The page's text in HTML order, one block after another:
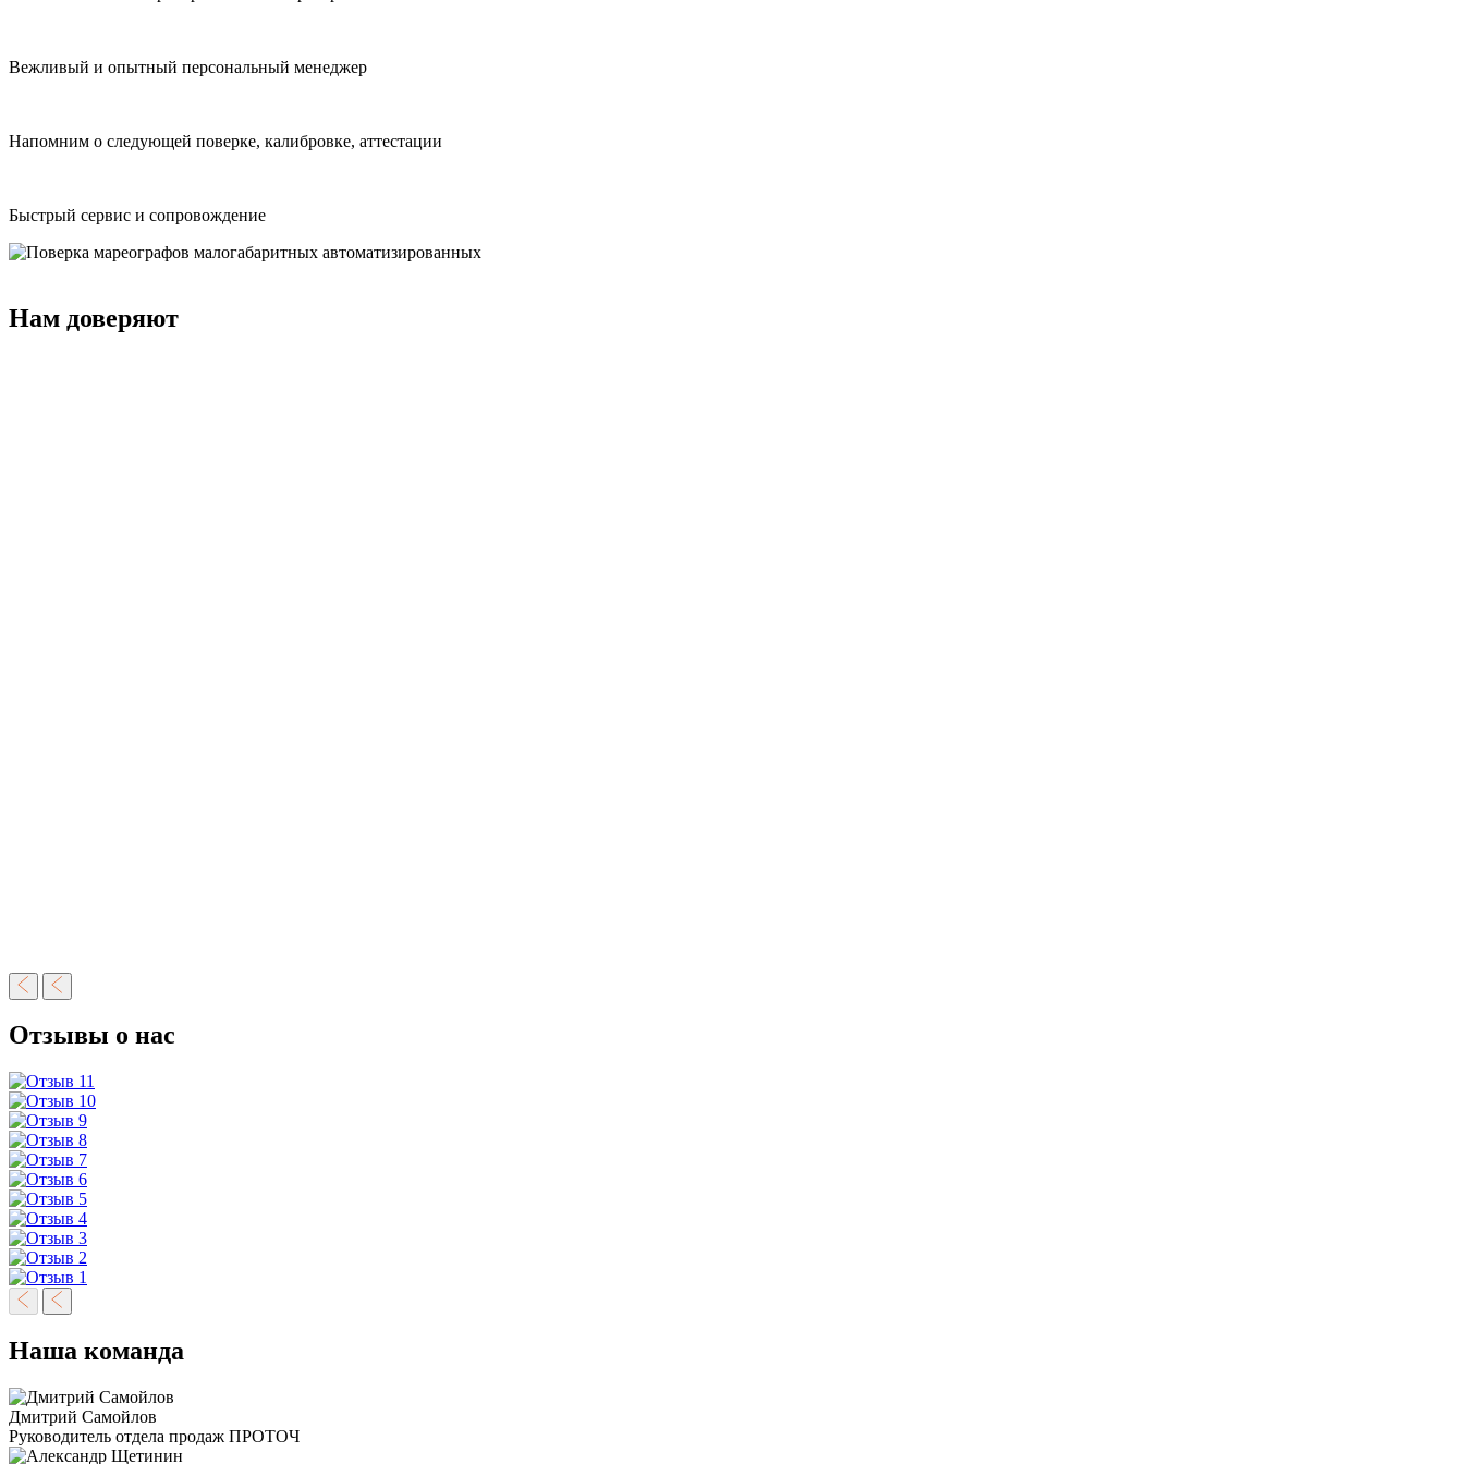
Вежливый и опытный персональный менеджер
Напомним о следующей поверке, калибровке, аттестации
Быстрый сервис и сопровождение
Нам доверяют
Отзывы о нас
Наша команда
Дмитрий Самойлов
Руководитель отдела продаж ПРОТОЧ